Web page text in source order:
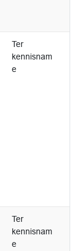
Ter
kennisnam
e
Ter
kennisnam
e